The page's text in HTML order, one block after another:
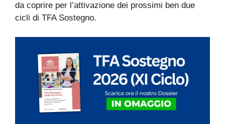
da coprire per l’attivazione dei prossimi ben due
cicli di TFA Sostegno.